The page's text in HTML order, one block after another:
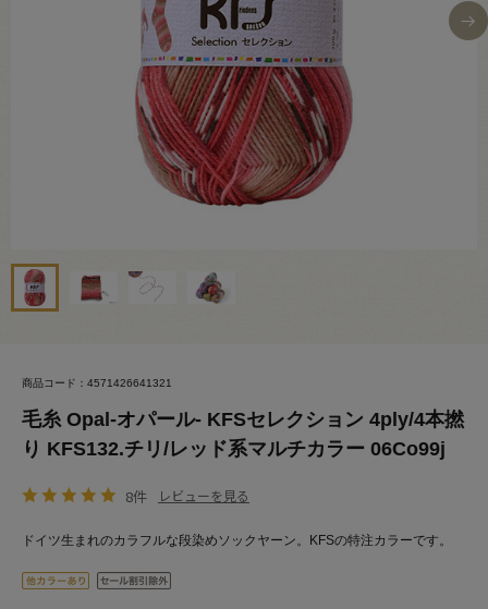
商品コード：4571426641321
毛糸 Opal-オパール- KFSセレクション 4ply/4本撚
り KFS132.チリ/レッド系マルチカラー 06Co99j
8件 レビューを見る
ドイツ生まれのカラフルな段染めソックヤーン。KFSの特注カラーです。